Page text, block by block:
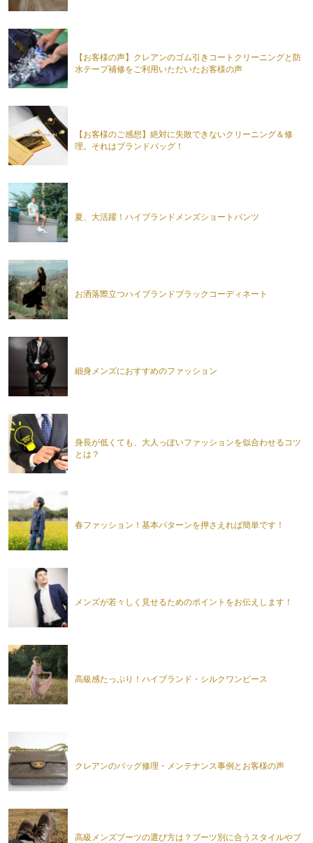
【お客様の声】クレアンのゴム引きコートクリーニングと防
水テープ補修をご利用いただいたお客様の声
【お客様のご感想】絶対に失敗できないクリーニング＆修
理。それはブランドバッグ！
夏、大活躍！ハイブランドメンズショートパンツ
お洒落際立つハイブランドブラックコーディネート
細身メンズにおすすめのファッション
身長が低くても、大人っぽいファッションを似合わせるコツ
とは？
春ファッション！基本パターンを押さえれば簡単です！
メンズが若々しく見せるためのポイントをお伝えします！
高級感たっぷり！ハイブランド・シルクワンピース
クレアンのバッグ修理・メンテナンス事例とお客様の声
高級メンズブーツの選び方は？ブーツ別に合うスタイルやブ